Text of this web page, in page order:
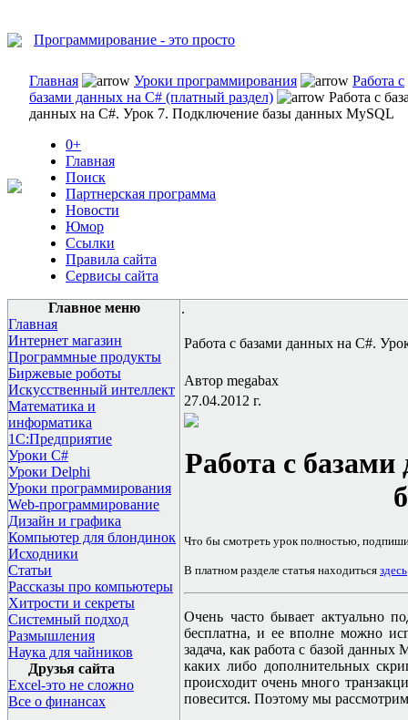
Программирование - это просто
Главная Уроки программирования
Работа с
базами данных на C# (платный раздел)
Работа с
данных на C#. Урок 7. Подключение базы данных MySQL
0+
Главная
Поиск
Партнерская программа
Новости
Юмор
Ссылки
Правила сайта
Сервисы сайта
Главное меню
Главная
Интернет магазин
Программные продукты
Биржевые роботы
Искусственный интеллект
Математика и
информатика
1С:Предприятие
Уроки C#
Уроки Delphi
Уроки программирования
Web-программирование
Дизайн и графика
Компьютер для блондинок
Исходники
Статьи
Рассказы про компьютеры
Хитрости и секреты
Системный подход
Размышления
Наука для чайников
Друзья сайта
Excel-это не сложно
Все о финансах
.
Работа с базами данных на C#.
Автор megabax
27.04.2012 г.
Работа с
Что бы смотреть урок полностью,
В платном разделе статья находиться здесь
Очень часто бывает актуально
бесплатна, и ее вполне можно
задача, как работа с базой данных
каких либо дополнительных
происходит очень много
повесится. Поэтому мы